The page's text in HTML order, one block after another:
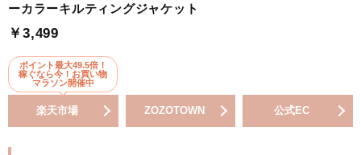
ーカラーキルティングジャケット
￥3,499
ポイント最大49.5倍！
稼ぐなら今！お買い物
マラソン開催中
楽天市場 ZOZOTOWN 公式EC